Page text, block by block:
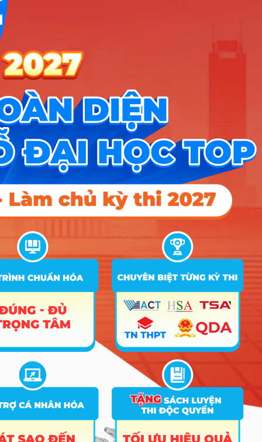
Môn 2
Môn 3
Nhập điểm thi THPT
Toán học
Môn 2
Môn 3
Công thức: (Môn2 + Môn3 + Toán x2) / 4 × 10
Chọn khu vực sinh sống
KV1 KV2-NT
Chọn đối tượng ưu tiên
Nhóm 2
Nhập điểm cộng thành tích (tối đa 10 điểm
Điểm cộng